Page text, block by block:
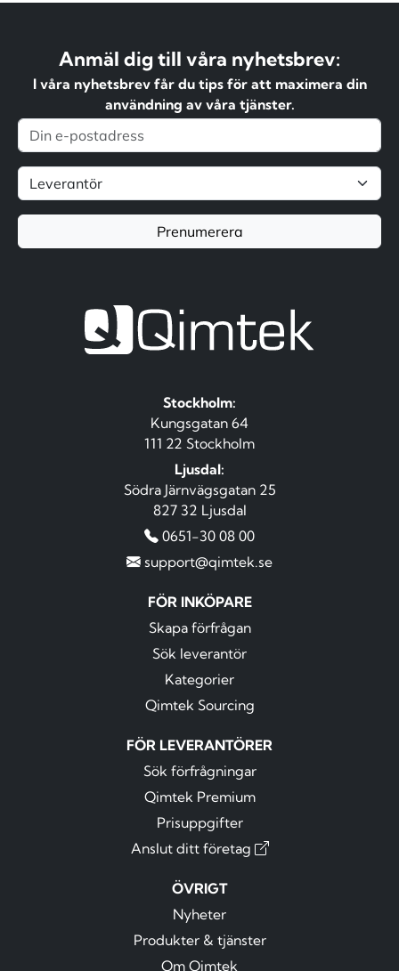
Anmäl dig till våra nyhetsbrev:
I våra nyhetsbrev får du tips för att maximera din
användning av våra tjänster.
Prenumerera
Stockholm:
Kungsgatan 64
111 22 Stockholm
Ljusdal:
Södra Järnvägsgatan 25
827 32 Ljusdal
0651-30 08 00
support@qimtek.se
FÖR INKÖPARE
Skapa förfrågan
Sök leverantör
Kategorier
Qimtek Sourcing
FÖR LEVERANTÖRER
Sök förfrågningar
Qimtek Premium
Prisuppgifter
Anslut ditt företag
ÖVRIGT
Nyheter
Produkter & tjänster
Om Qimtek